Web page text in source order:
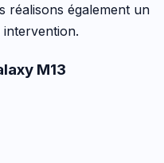
réalisons également un
M13